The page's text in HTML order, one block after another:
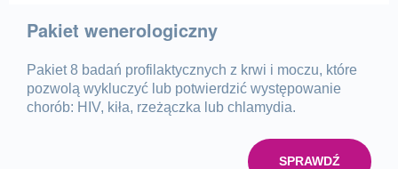
Pakiet wenerologiczny
Pakiet 8 badań profilaktycznych z krwi i moczu, które
pozwolą wykluczyć lub potwierdzić występowanie
chorób: HIV, kiła, rzeżączka lub chlamydia.
SPRAWDŹ